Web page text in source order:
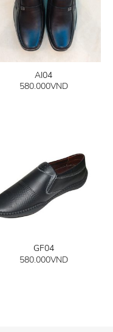
AI04
580.000VND
GF04
580.000VND